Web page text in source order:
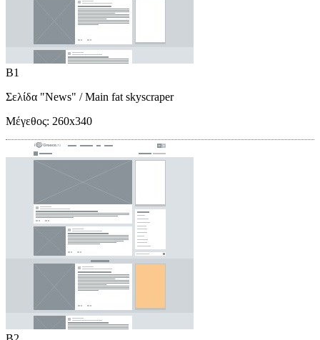
B1
Σελίδα "News" / Main fat skyscraper
Μέγεθος: 260x340